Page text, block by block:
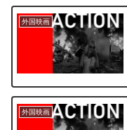
外国映画
外国映画